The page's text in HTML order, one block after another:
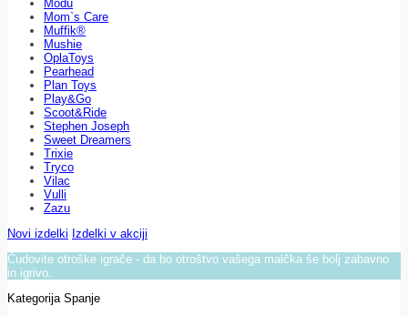
Modu
Mom`s Care
Muffik®
Mushie
OplaToys
Pearhead
Plan Toys
Play&Go
Scoot&Ride
Stephen Joseph
Sweet Dreamers
Trixie
Tryco
Vilac
Vulli
Zazu
Novi izdelki Izdelki v akciji
Čudovite otroške igrače - da bo otroštvo vašega malčka še bolj zabavno
in igrivo.
Kategorija Spanje